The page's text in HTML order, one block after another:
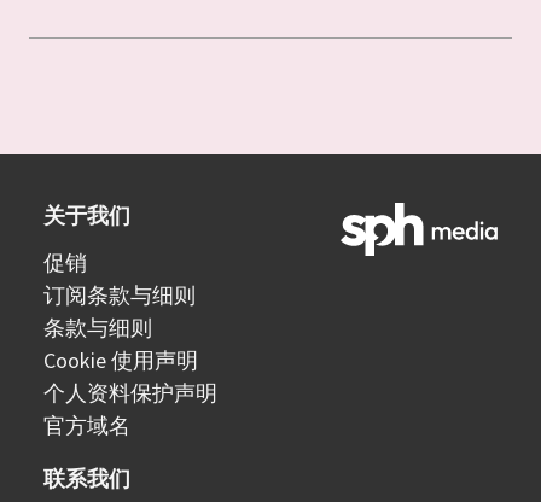
关于我们
促销
订阅条款与细则
条款与细则
Cookie 使用声明
个人资料保护声明
官方域名
联系我们